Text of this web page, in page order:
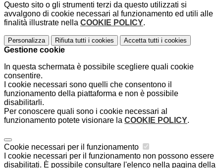
Questo sito o gli strumenti terzi da questo utilizzati si
avvalgono di cookie necessari al funzionamento ed utili alle
finalità illustrate nella COOKIE POLICY.
Personalizza Rifiuta tutti i cookies Accetta tutti i cookies
Gestione cookie
In questa schermata è possibile scegliere quali cookie
consentire.
I cookie necessari sono quelli che consentono il
funzionamento della piattaforma e non è possibile
disabilitarli.
Per conoscere quali sono i cookie necessari al
funzionamento potete visionare la COOKIE POLICY.
Cookie necessari per il funzionamento
I cookie necessari per il funzionamento non possono essere
disabilitati. È possibile consultare l'elenco nella pagina della